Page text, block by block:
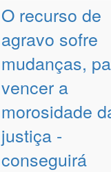
O recurso de
agravo sofre
mudanças,
vencer a
morosidade
justiça -
conseguirá